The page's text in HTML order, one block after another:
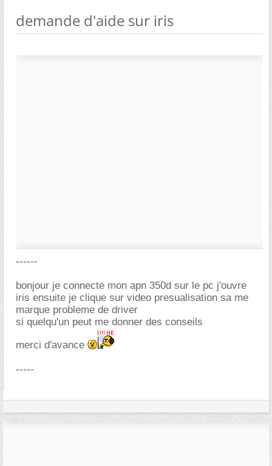
demande d'aide sur iris
------
bonjour je connecte mon apn 350d sur le pc j'ouvre
iris ensuite je clique sur video presualisation sa me
marque probleme de driver
si quelqu'un peut me donner des conseils
merci d'avance
-----